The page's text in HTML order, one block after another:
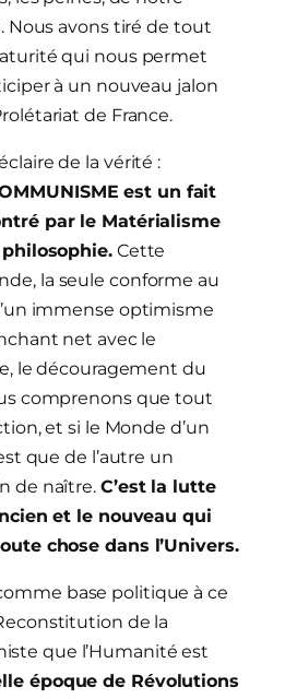
Nous avons tiré de tout
qui nous permet
à un nouveau jalon
de France.
de la vérité :
est un fait
par le Matérialisme
Cette
la seule conforme au
immense optimisme
net avec le
le découragement du
comprenons que tout
et si le Monde d’un
que de l’autre un
de naître. C’est la lutte
et le nouveau qui
chose dans l’Univers.
base politique à ce
de la
que l’Humanité est
époque de Révolutions